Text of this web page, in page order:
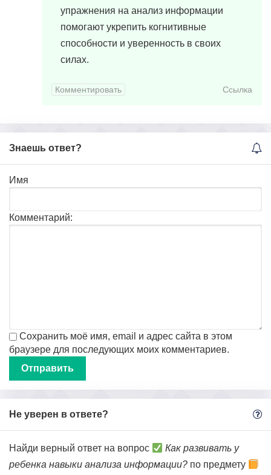
упражнения на анализ информации
помогают укрепить когнитивные
способности и уверенность в своих
силах.
Комментировать Ссылка
Знаешь ответ?
Имя
Комментарий:
Сохранить моё имя, email и адрес сайта в этом
браузере для последующих моих комментариев.
Не уверен в ответе?
Найди верный ответ на вопрос
Как развивать у
ребенка навыки анализа информации? по предмету